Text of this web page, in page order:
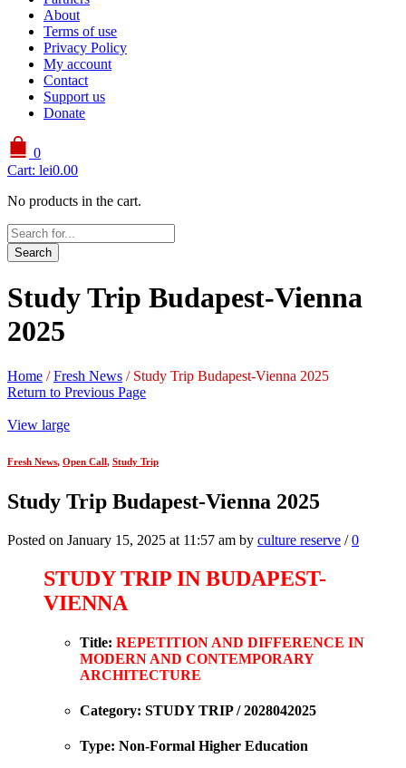
About
Terms of use
Privacy Policy
My account
Contact
Support us
Donate
0
Cart: lei0.00
No products in the cart.
Search
Study Trip Budapest-Vienna
2025
Home / Fresh News / Study Trip Budapest-Vienna 2025
Return to Previous Page
View large
Fresh News, Open Call, Study Trip
Study Trip Budapest-Vienna 2025
Posted on January 15, 2025 at 11:57 am by culture reserve /0
STUDY TRIP IN BUDAPEST-
VIENNA
Title: REPETITION AND DIFFERENCE IN
MODERN AND CONTEMPORARY
ARCHITECTURE
Category: STUDY TRIP / 2028042025
Type: Non-Formal Higher Education